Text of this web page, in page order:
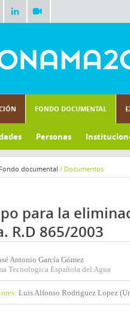
FONDO DOCUMENTAL
Personas
Fondo documental / Documentos
para la
R.D 865/2003
Antonio García Gómez
Tecnologica Española del Agua
Luis Alfonso Rodriguez Lopez